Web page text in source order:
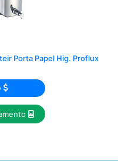
Porta Papel Hig. Proflux